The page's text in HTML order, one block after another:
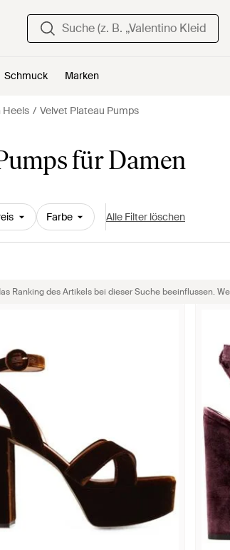
Schmuck Marken
Heels Velvet Plateau Pumps
für Damen
Farbe Alle Filter löschen
Ranking des Artikels bei dieser Suche beeinflussen.